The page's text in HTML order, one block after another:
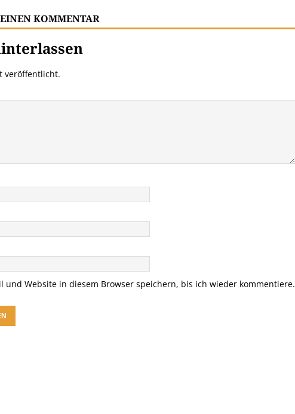
KOMMENTAR
veröffentlicht.
und Website in diesem Browser speichern, bis ich wieder kommentiere.